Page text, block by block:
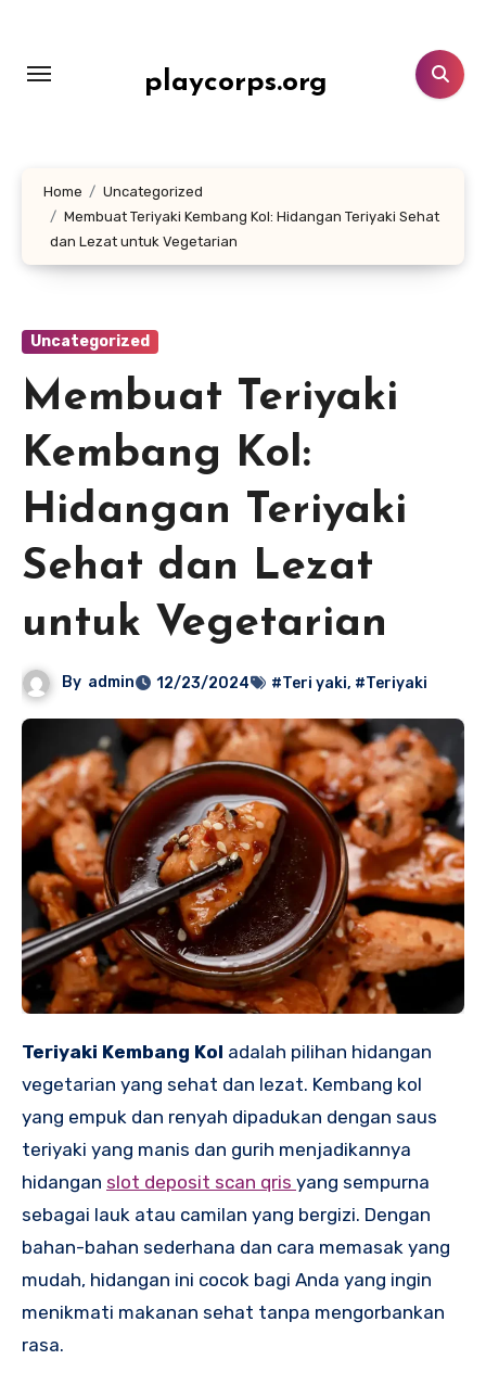
konten
playcorps.org
Home
Uncategorized
Membuat Teriyaki Kembang Kol: Hidangan Teriyaki Sehat
dan Lezat untuk Vegetarian
Uncategorized
Membuat Teriyaki
Kembang Kol:
Hidangan Teriyaki
Sehat dan Lezat
untuk Vegetarian
By admin 12/23/2024 #Teri yaki, #Teriyaki
Teriyaki Kembang Kol adalah pilihan hidangan
vegetarian yang sehat dan lezat. Kembang kol
yang empuk dan renyah dipadukan dengan saus
teriyaki yang manis dan gurih menjadikannya
hidangan slot deposit scan qris yang sempurna
sebagai lauk atau camilan yang bergizi. Dengan
bahan-bahan sederhana dan cara memasak yang
mudah, hidangan ini cocok bagi Anda yang ingin
menikmati makanan sehat tanpa mengorbankan
rasa.